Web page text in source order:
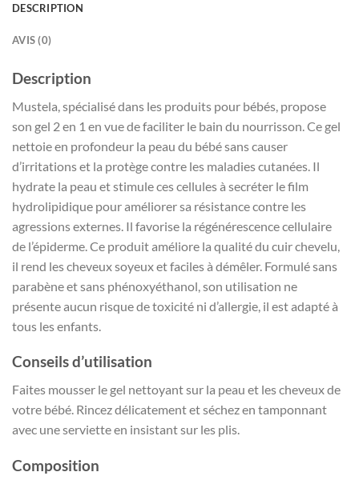
DESCRIPTION
AVIS (0)
Description
Mustela, spécialisé dans les produits pour bébés, propose
son gel 2 en 1 en vue de faciliter le bain du nourrisson. Ce gel
nettoie en profondeur la peau du bébé sans causer
d’irritations et la protège contre les maladies cutanées. Il
hydrate la peau et stimule ces cellules à secréter le film
hydrolipidique pour améliorer sa résistance contre les
agressions externes. Il favorise la régénérescence cellulaire
de l’épiderme. Ce produit améliore la qualité du cuir chevelu,
il rend les cheveux soyeux et faciles à démêler. Formulé sans
parabène et sans phénoxyéthanol, son utilisation ne
présente aucun risque de toxicité ni d’allergie, il est adapté à
tous les enfants.
Conseils d’utilisation
Faites mousser le gel nettoyant sur la peau et les cheveux de
votre bébé. Rincez délicatement et séchez en tamponnant
avec une serviette en insistant sur les plis.
Composition